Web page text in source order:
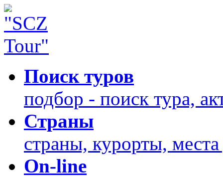
Поиск туров
подбор - поиск тура,
Страны
страны, курорты,
On-line